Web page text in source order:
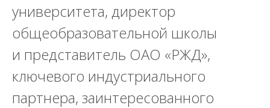
университета, директор
общеобразовательной школы
и представитель ОАО «РЖД»,
ключевого индустриального
партнера, заинтересованного